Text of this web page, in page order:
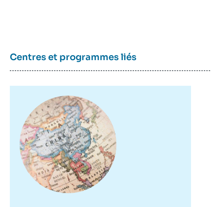
Centres et programmes liés
principale